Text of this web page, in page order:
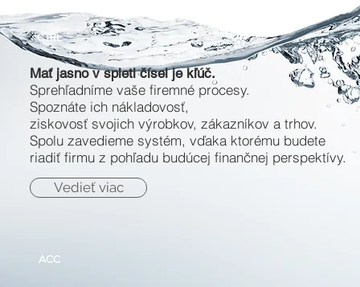
Mať jasno v spleti čísel je kľúč.
Sprehľadníme vaše firemné procesy.
Spoznáte ich nákladovosť,
ziskovosť svojich výrobkov, zákazníkov a trhov.
Spolu zavedieme systém, vďaka ktorému budete
riadiť firmu z pohľadu budúcej finančnej perspektívy.
Vedieť viac
CTRL
ACC